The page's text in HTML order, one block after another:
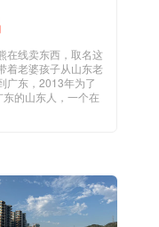
在线卖东西，取名这
着老婆孩子从山东老
广东，2013年为了
的山东人，一个在